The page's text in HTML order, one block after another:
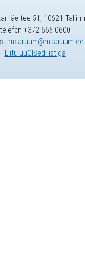
tee 51, 10621 Tallinn
telefon +372 665 0600
maaruum@maaruum.ee
Liitu uuGISed listiga